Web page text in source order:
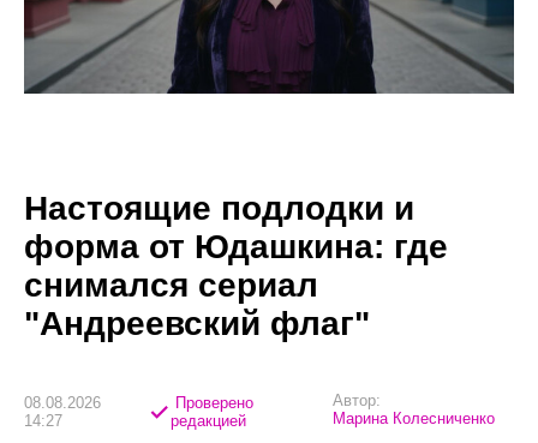
Настоящие подлодки и
форма от Юдашкина: где
снимался сериал
"Андреевский флаг"
08.08.2026
14:27
Проверено
редакцией
Автор:
Марина Колесниченко